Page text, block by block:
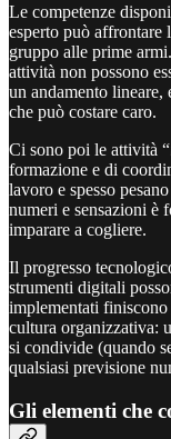
Le competenze
esperto può affrontare
gruppo alle prime
attività non possono
un andamento lineare,
che può costare caro.
Ci sono poi le attività “
formazione e di
lavoro e spesso
numeri e sensazioni è
imparare a cogliere.
Il progresso
strumenti digitali
implementati finiscono
cultura organizzativa:
si condivide (quando
qualsiasi previsione
Gli elementi che